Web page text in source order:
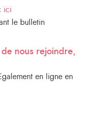
ici
le bulletin
de nous rejoindre,
en ligne en